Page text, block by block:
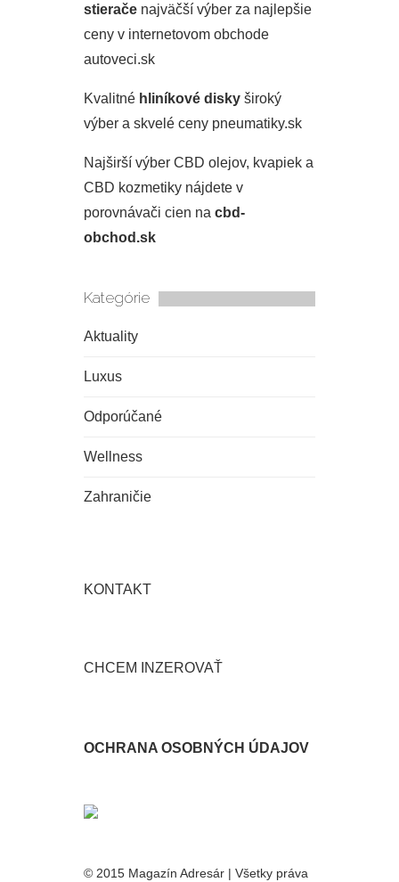
stierače najväčší výber za najlepšie
ceny v internetovom obchode
autoveci.sk
Kvalitné hliníkové disky široký
výber a skvelé ceny pneumatiky.sk
Najširší výber CBD olejov, kvapiek a
CBD kozmetiky nájdete v
porovnávači cien na cbd-
obchod.sk
Kategórie
Aktuality
Luxus
Odporúčané
Wellness
Zahraničie
KONTAKT
CHCEM INZEROVAŤ
OCHRANA OSOBNÝCH ÚDAJOV
© 2015 Magazín Adresár | Všetky práva